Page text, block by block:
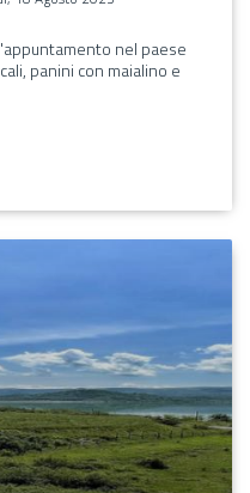
nel paese
panini con maialino e